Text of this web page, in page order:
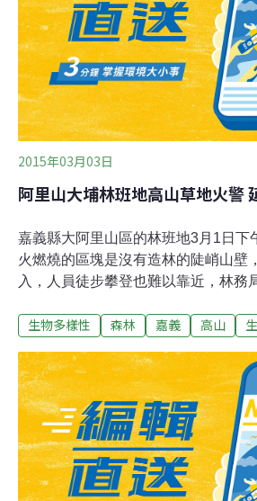
括只停留在基地營的登山者，不只是
導，隨著春天攀登季即將開始，現在
移除屍體。尼泊爾探險行動者協會（
2015年03月03日
阿里山大埔林班地高山草地火警
嘉義縣大阿里山區的林班地3月1日下
火燃燒的區塊是沒有造林的陡峭山壁
入，人員徒步攀登也難以靠近，林務
原因待調查。嘉義林管處林政課長賴
102林班地，地點位於阿里山鄉山美
燃燒區都是芒草山壁，無法打火，只
火線，到3月1日傍晚為止，仍無法靠
控。山美派出所員警表示，火勢延燒
10時許有趨緩情形。
生物多樣性 森林 嘉義 高山